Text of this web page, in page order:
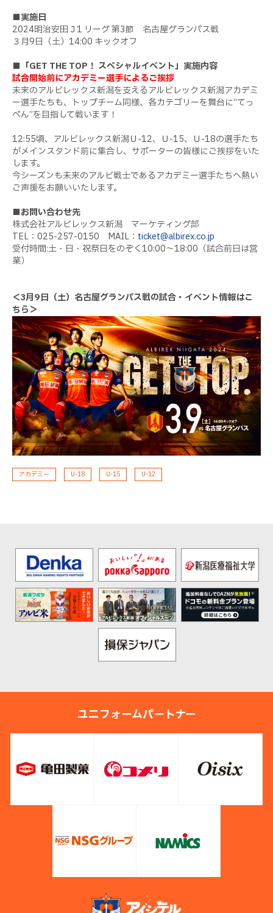
■実施日
2024明治安田Ｊ1 リーグ 第3節 名古屋グランパス戦
３月9日（土）14:00 キックオフ
■「GET THE TOP！ スペシャルイベント」実施内容
試合開始前にアカデミー選手によるご挨拶
未来のアルビレックス新潟を支えるアルビレックス新潟アカデミ
ー選手たちも、トップチーム同様、各カテゴリーを舞台に“てっ
ぺん”を目指して戦います！
12:55頃、アルビレックス新潟Ｕ-12、Ｕ-15、Ｕ-18の選手たち
がメインスタンド前に集合し、サポーターの皆様にご挨拶をいた
します。
今シーズンも未来のアルビ戦士であるアカデミー選手たちへ熱い
ご声援をお願いいたします。
■お問い合わせ先
株式会社アルビレックス新潟 マーケティング部
TEL：025-257-0150 MAIL： ticket@albirex.co.jp
受付時間:土・日・祝祭日をのぞく10:00～18:00（試合前日は営
業）
＜3月9日（土）名古屋グランパス戦の試合・イベント情報はこ
ちら＞
アカデミー U-18 U-15 U-12
ユニフォームパートナー